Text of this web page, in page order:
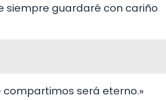
siempre guardaré con cariño
compartimos será eterno.»